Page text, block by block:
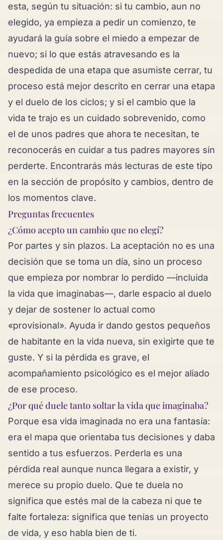
esta, según tu situación: si tu cambio, aun no
elegido, ya empieza a pedir un comienzo, te
ayudará la guía sobre el miedo a empezar de
nuevo; si lo que estás atravesando es la
despedida de una etapa que asumiste cerrar, tu
proceso está mejor descrito en cerrar una etapa
y el duelo de los ciclos; y si el cambio que la
vida te trajo es un cuidado sobrevenido, como
el de unos padres que ahora te necesitan, te
reconocerás en cuidar a tus padres mayores sin
perderte. Encontrarás más lecturas de este tipo
en la sección de propósito y cambios, dentro de
los momentos clave.
Preguntas frecuentes
¿Cómo acepto un cambio que no elegí?
Por partes y sin plazos. La aceptación no es una
decisión que se toma un día, sino un proceso
que empieza por nombrar lo perdido —incluida
la vida que imaginabas—, darle espacio al duelo
y dejar de sostener lo actual como
«provisional». Ayuda ir dando gestos pequeños
de habitante en la vida nueva, sin exigirte que te
guste. Y si la pérdida es grave, el
acompañamiento psicológico es el mejor aliado
de ese proceso.
¿Por qué duele tanto soltar la vida que imaginaba?
Porque esa vida imaginada no era una fantasía:
era el mapa que orientaba tus decisiones y daba
sentido a tus esfuerzos. Perderla es una
pérdida real aunque nunca llegara a existir, y
merece su propio duelo. Que te duela no
significa que estés mal de la cabeza ni que te
falte fortaleza: significa que tenías un proyecto
de vida, y eso habla bien de ti.